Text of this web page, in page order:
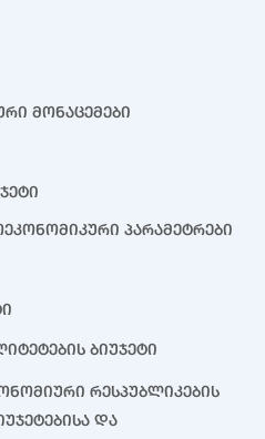
მონაცემები
პარამეტრები
ბიუჯეტი
რესპუბლიკების
და